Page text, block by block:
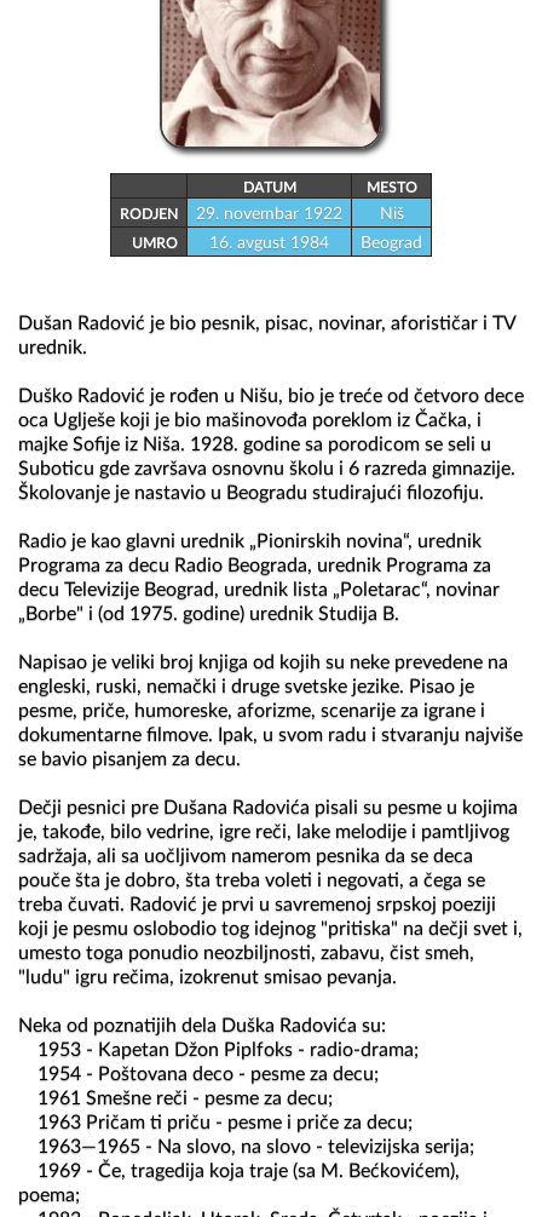
DATUM
MESTO
RODJEN
29. novembar 1922 Niš
UMRO 16. avgust 1984 Beograd
Dušan Radović je bio pesnik, pisac, novinar, aforističar i TV
urednik.
Duško Radović je rođen u Nišu, bio je treće od četvoro dece
oca Uglješe koji je bio mašinovođa poreklom iz Čačka, i
majke Sofije iz Niša. 1928. godine sa porodicom se seli u
Suboticu gde završava osnovnu školu i 6 razreda gimnazije.
Školovanje je nastavio u Beogradu studirajući filozofiju.
Radio je kao glavni urednik „Pionirskih novina“, urednik
Programa za decu Radio Beograda, urednik Programa za
decu Televizije Beograd, urednik lista „Poletarac“, novinar
„Borbe" i (od 1975. godine) urednik Studija B.
Napisao je veliki broj knjiga od kojih su neke prevedene na
engleski, ruski, nemački i druge svetske jezike. Pisao je
pesme, priče, humoreske, aforizme, scenarije za igrane i
dokumentarne filmove. Ipak, u svom radu i stvaranju najviše
se bavio pisanjem za decu.
Dečji pesnici pre Dušana Radovića pisali su pesme u kojima
je, takođe, bilo vedrine, igre reči, lake melodije i pamtljivog
sadržaja, ali sa uočljivom namerom pesnika da se deca
pouče šta je dobro, šta treba voleti i negovati, a čega se
treba čuvati. Radović je prvi u savremenoj srpskoj poeziji
koji je pesmu oslobodio tog idejnog "pritiska" na dečji svet i,
umesto toga ponudio neozbiljnosti, zabavu, čist smeh,
"ludu" igru rečima, izokrenut smisao pevanja.
Neka od poznatijih dela Duška Radovića su:
poema;